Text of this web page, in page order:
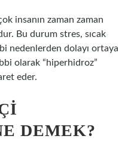
insanın zaman zaman
Bu durum stres, sıcak
nedenlerden dolayı ortaya
olarak “hiperhidroz”
eder.
DEMEK?